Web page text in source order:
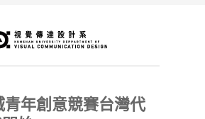
青年創意競賽台灣代